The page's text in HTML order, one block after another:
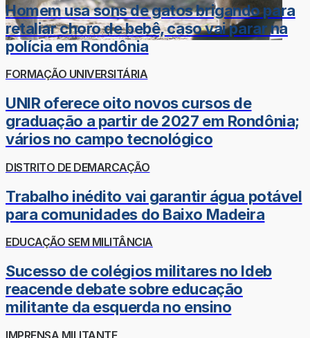
Homem usa sons de gatos brigando para
retaliar choro de bebê, caso vai parar na
polícia em Rondônia
FORMAÇÃO UNIVERSITÁRIA
UNIR oferece oito novos cursos de
graduação a partir de 2027 em Rondônia;
vários no campo tecnológico
DISTRITO DE DEMARCAÇÃO
Trabalho inédito vai garantir água potável
para comunidades do Baixo Madeira
EDUCAÇÃO SEM MILITÂNCIA
Sucesso de colégios militares no Ideb
reacende debate sobre educação
militante da esquerda no ensino
IMPRENSA MILITANTE